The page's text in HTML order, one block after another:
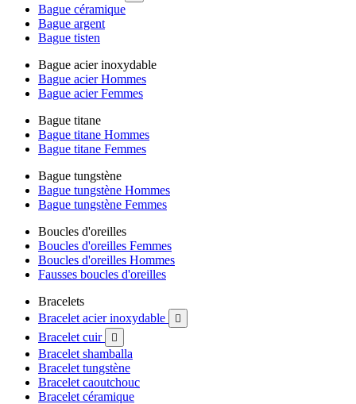
Bague céramique
Bague argent
Bague tisten
Bague acier inoxydable
Bague acier Hommes
Bague acier Femmes
Bague titane
Bague titane Hommes
Bague titane Femmes
Bague tungstène
Bague tungstène Hommes
Bague tungstène Femmes
Boucles d'oreilles
Boucles d'oreilles Femmes
Boucles d'oreilles Hommes
Fausses boucles d'oreilles
Bracelets
Bracelet acier inoxydable

Bracelet cuir 
Bracelet shamballa
Bracelet tungstène
Bracelet caoutchouc
Bracelet céramique